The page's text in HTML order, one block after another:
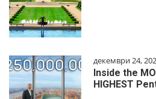
декември 24,
Inside the
HIGHEST